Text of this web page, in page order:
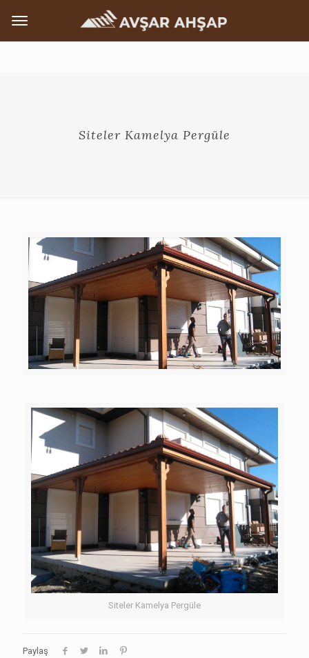
Siteler Kamelya Pergüle
Siteler Kamelya Pergüle
Paylaş